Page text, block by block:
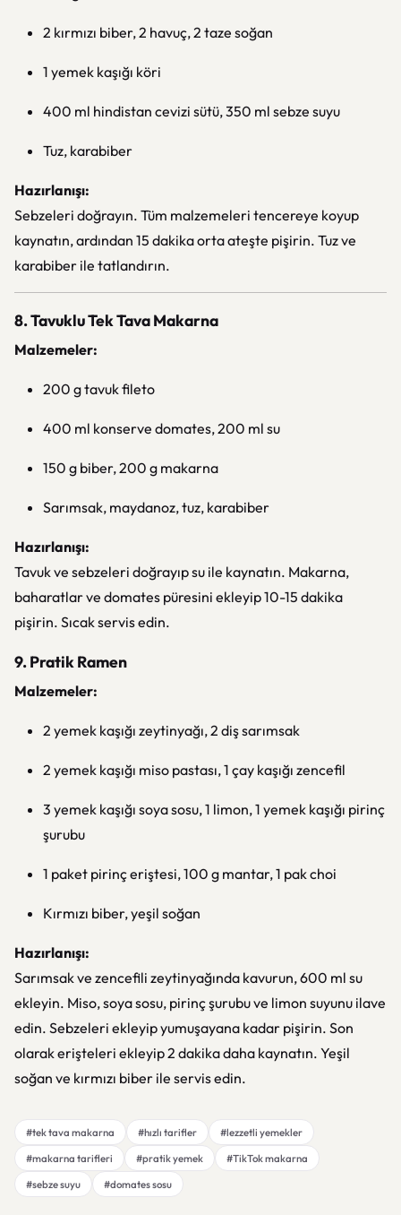
2 kırmızı biber, 2 havuç, 2 taze soğan
1 yemek kaşığı köri
400 ml hindistan cevizi sütü, 350 ml sebze suyu
Tuz, karabiber
Hazırlanışı:
Sebzeleri doğrayın. Tüm malzemeleri tencereye koyup
kaynatın, ardından 15 dakika orta ateşte pişirin. Tuz ve
karabiber ile tatlandırın.
8. Tavuklu Tek Tava Makarna
Malzemeler:
200 g tavuk fileto
400 ml konserve domates, 200 ml su
150 g biber, 200 g makarna
Sarımsak, maydanoz, tuz, karabiber
Hazırlanışı:
Tavuk ve sebzeleri doğrayıp su ile kaynatın. Makarna,
baharatlar ve domates püresini ekleyip 10-15 dakika
pişirin. Sıcak servis edin.
9. Pratik Ramen
Malzemeler:
2 yemek kaşığı zeytinyağı, 2 diş sarımsak
2 yemek kaşığı miso pastası, 1 çay kaşığı zencefil
3 yemek kaşığı soya sosu, 1 limon, 1 yemek kaşığı pirinç
şurubu
1 paket pirinç eriştesi, 100 g mantar, 1 pak choi
Kırmızı biber, yeşil soğan
Hazırlanışı:
Sarımsak ve zencefili zeytinyağında kavurun, 600 ml su
ekleyin. Miso, soya sosu, pirinç şurubu ve limon suyunu ilave
edin. Sebzeleri ekleyip yumuşayana kadar pişirin. Son
olarak erişteleri ekleyip 2 dakika daha kaynatın. Yeşil
soğan ve kırmızı biber ile servis edin.
#tek tava makarna #hızlı tarifler
#lezzetli yemekler
#makarna tarifleri
#pratik yemek
#TikTok makarna
#sebze suyu
#domates sosu